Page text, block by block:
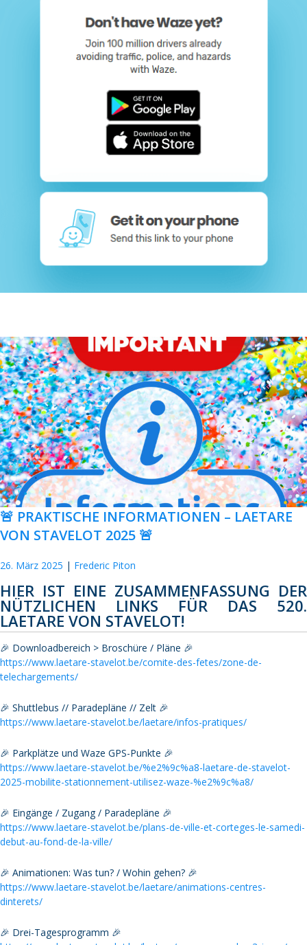
🚨 PRAKTISCHE INFORMATIONEN – LAETARE
VON STAVELOT 2025 🚨
26. März 2025 Frederic Piton
HIER IST EINE ZUSAMMENFASSUNG DER
NÜTZLICHEN LINKS FÜR DAS 520.
LAETARE VON STAVELOT!
🎉 Downloadbereich > Broschüre / Pläne 🎉
https://www.laetare-stavelot.be/comite-des-fetes/zone-de-
telechargements/
🎉 Shuttlebus // Paradepläne // Zelt 🎉
https://www.laetare-stavelot.be/laetare/infos-pratiques/
🎉 Parkplätze und Waze GPS-Punkte 🎉
https://www.laetare-stavelot.be/%e2%9c%a8-laetare-de-stavelot-
2025-mobilite-stationnement-utilisez-waze-%e2%9c%a8/
🎉 Eingänge / Zugang / Paradepläne 🎉
https://www.laetare-stavelot.be/plans-de-ville-et-corteges-le-samedi-
debut-au-fond-de-la-ville/
🎉 Animationen: Was tun? / Wohin gehen? 🎉
https://www.laetare-stavelot.be/laetare/animations-centres-
dinterets/
🎉 Drei-Tagesprogramm 🎉